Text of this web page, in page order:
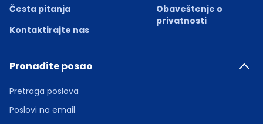
Česta pitanja
Kontaktirajte nas
Obaveštenje o
privatnosti
Pronađite posao
Pretraga poslova
Poslovi na email